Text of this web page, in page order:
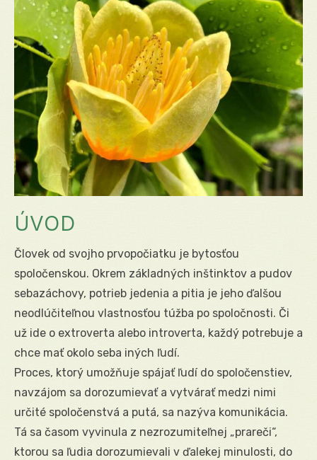
ÚVOD
Človek od svojho prvopočiatku je bytosťou
spoločenskou. Okrem základných inštinktov a pudov
sebazáchovy, potrieb jedenia a pitia je jeho ďalšou
neodlúčiteľnou vlastnosťou túžba po spoločnosti. Či
už ide o extroverta alebo introverta, každý potrebuje a
chce mať okolo seba iných ľudí.
Proces, ktorý umožňuje spájať ľudí do spoločenstiev,
navzájom sa dorozumievať a vytvárať medzi nimi
určité spoločenstvá a putá, sa nazýva komunikácia.
Tá sa časom vyvinula z nezrozumiteľnej „prareči“,
ktorou sa ľudia dorozumievali v ďalekej minulosti, do